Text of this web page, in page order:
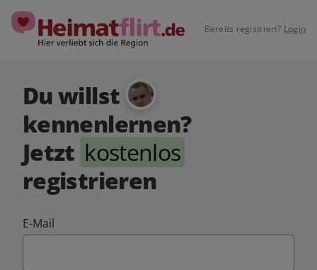
Bereits registriert? Login
Du willst
kennenlernen?
Jetzt kostenlos
registrieren
E-Mail